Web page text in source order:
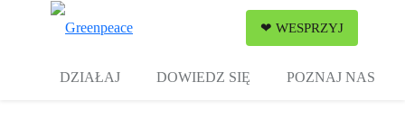
❤ WESPRZYJ
DZIAŁAJ DOWIEDZ SIĘ POZNAJ NAS